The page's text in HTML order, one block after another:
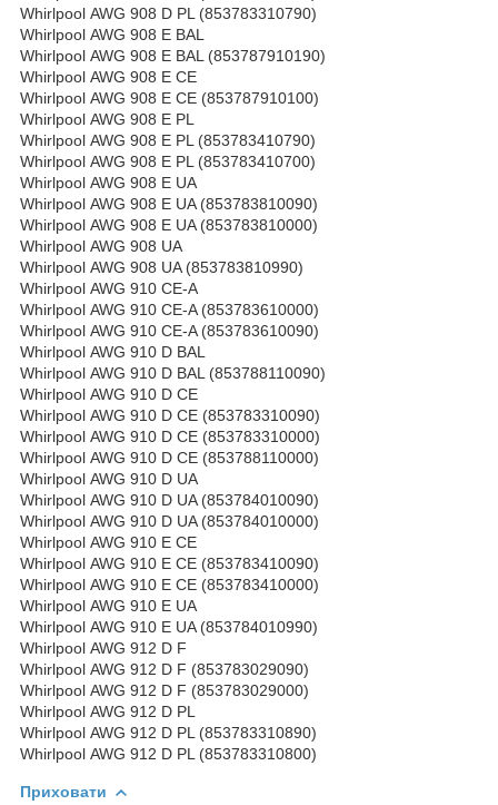
Whirlpool AWG 908 D PL (853783310790)
Whirlpool AWG 908 E BAL
Whirlpool AWG 908 E BAL (853787910190)
Whirlpool AWG 908 E CE
Whirlpool AWG 908 E CE (853787910100)
Whirlpool AWG 908 E PL
Whirlpool AWG 908 E PL (853783410790)
Whirlpool AWG 908 E PL (853783410700)
Whirlpool AWG 908 E UA
Whirlpool AWG 908 E UA (853783810090)
Whirlpool AWG 908 E UA (853783810000)
Whirlpool AWG 908 UA
Whirlpool AWG 908 UA (853783810990)
Whirlpool AWG 910 CE-A
Whirlpool AWG 910 CE-A (853783610000)
Whirlpool AWG 910 CE-A (853783610090)
Whirlpool AWG 910 D BAL
Whirlpool AWG 910 D BAL (853788110090)
Whirlpool AWG 910 D CE
Whirlpool AWG 910 D CE (853783310090)
Whirlpool AWG 910 D CE (853783310000)
Whirlpool AWG 910 D CE (853788110000)
Whirlpool AWG 910 D UA
Whirlpool AWG 910 D UA (853784010090)
Whirlpool AWG 910 D UA (853784010000)
Whirlpool AWG 910 E CE
Whirlpool AWG 910 E CE (853783410090)
Whirlpool AWG 910 E CE (853783410000)
Whirlpool AWG 910 E UA
Whirlpool AWG 910 E UA (853784010990)
Whirlpool AWG 912 D F
Whirlpool AWG 912 D F (853783029090)
Whirlpool AWG 912 D F (853783029000)
Whirlpool AWG 912 D PL
Whirlpool AWG 912 D PL (853783310890)
Whirlpool AWG 912 D PL (853783310800)
Приховати